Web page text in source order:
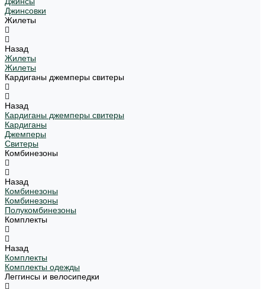
Джинсовки
Жилеты
Назад
Жилеты
Жилеты
Кардиганы джемперы свитеры
Назад
Кардиганы джемперы свитеры
Кардиганы
Джемперы
Свитеры
Комбинезоны
Назад
Комбинезоны
Комбинезоны
Полукомбинезоны
Комплекты
Назад
Комплекты
Комплекты одежды
Леггинсы и велосипедки